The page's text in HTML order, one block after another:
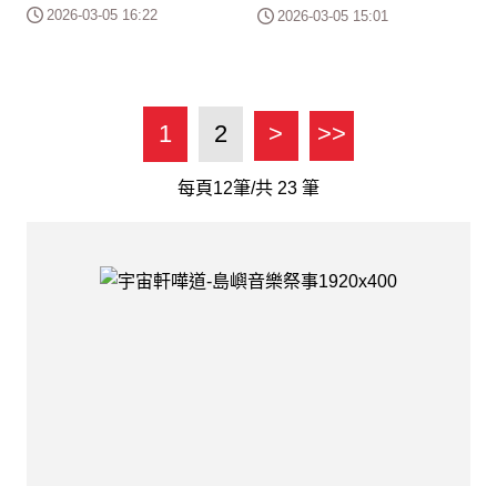
2026-03-05 16:22 2026-03-05 15:01
1 2 > >>
每頁12筆/共 23筆